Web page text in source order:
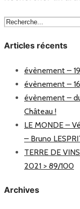
Articles récents
évènement –
évènement –
évènement –
Château !
LE MONDE –
– Bruno
TERRE DE
2021 > 89/100
Archives